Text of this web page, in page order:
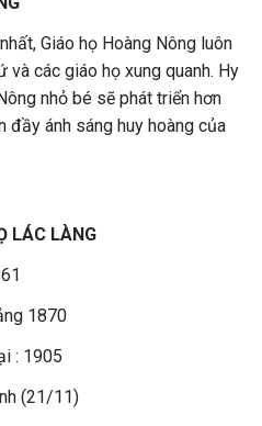
Giáo họ Hoàng Nông luôn
các giáo họ xung quanh. Hy
nhỏ bé sẽ phát triển hơn
đầy ánh sáng huy hoàng của
LÁC LÀNG
1870
: 1905
(21/11)